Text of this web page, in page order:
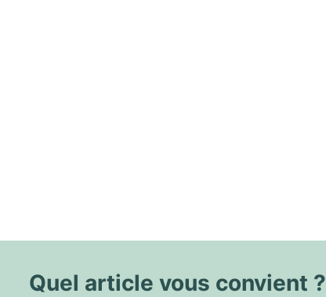
Quel article vous convient ?